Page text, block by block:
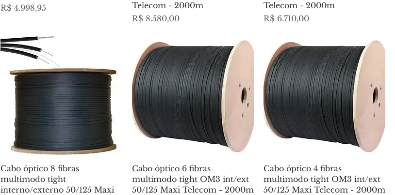
Preço
R$ 4.998,95
Telecom - 2000m
Preço
R$ 8.580,00
Telecom - 2000m
Preço
R$ 6.710,00
Cabo óptico 8 fibras
multimodo tight
interno/externo 50/125 Maxi
Cabo óptico 6 fibras
multimodo tight OM3 int/ext
50/125 Maxi Telecom - 2000m
Cabo óptico 4 fibras
multimodo tight OM3 int/ext
50/125 Maxi Telecom - 2000m